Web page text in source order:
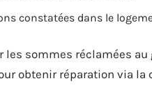
constatées dans le
sommes réclamées au
obtenir réparation via la